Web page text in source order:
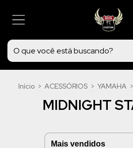
Início > ACESSÓRIOS > YAMAHA >
MIDNIGHT